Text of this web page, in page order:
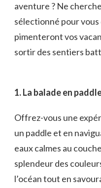
aventure‍ ? Ne
sélectionné pour
pimenteront vos
sortir des sentiers
1. La balade en
Offrez-vous une
un paddle ‍et en
eaux calmes au
splendeur⁢ des
l’océan tout en